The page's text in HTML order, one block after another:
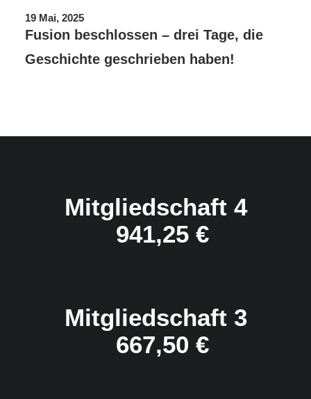
19 Mai, 2025
Fusion beschlossen – drei Tage, die
Geschichte geschrieben haben!
Mitgliedschaft 4
941,25 €
Mitgliedschaft 3
667,50 €